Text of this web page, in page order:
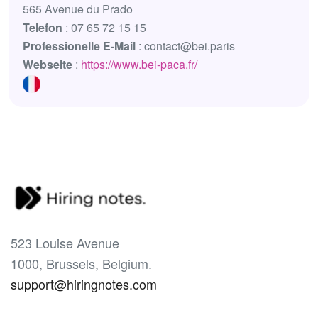
565 Avenue du Prado
Telefon : 07 65 72 15 15
Professionelle E-Mail : contact@bei.paris
Webseite : https://www.bei-paca.fr/
523 Louise Avenue
1000, Brussels, Belgium.
support@hiringnotes.com